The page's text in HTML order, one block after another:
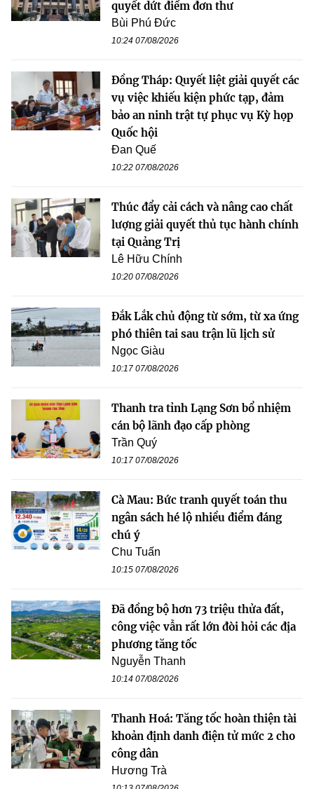
quyết dứt điểm đơn thư
Bùi Phú Đức
10:24 07/08/2026
Đồng Tháp: Quyết liệt giải quyết các
vụ việc khiếu kiện phức tạp, đảm
bảo an ninh trật tự phục vụ Kỳ họp
Quốc hội
Đan Quế
10:22 07/08/2026
Thúc đẩy cải cách và nâng cao chất
lượng giải quyết thủ tục hành chính
tại Quảng Trị
Lê Hữu Chính
10:20 07/08/2026
Đắk Lắk chủ động từ sớm, từ xa ứng
phó thiên tai sau trận lũ lịch sử
Ngọc Giàu
10:17 07/08/2026
Thanh tra tỉnh Lạng Sơn bổ nhiệm
cán bộ lãnh đạo cấp phòng
Trần Quý
10:17 07/08/2026
Cà Mau: Bức tranh quyết toán thu
ngân sách hé lộ nhiều điểm đáng
chú ý
Chu Tuấn
10:15 07/08/2026
Đã đồng bộ hơn 73 triệu thửa đất,
công việc vẫn rất lớn đòi hỏi các địa
phương tăng tốc
Nguyễn Thanh
10:14 07/08/2026
Thanh Hoá: Tăng tốc hoàn thiện tài
khoản định danh điện tử mức 2 cho
công dân
Hương Trà